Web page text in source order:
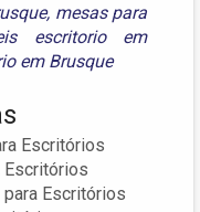
, mesas para
escritorio em
em Brusque
Escritórios
Escritórios
Escritórios